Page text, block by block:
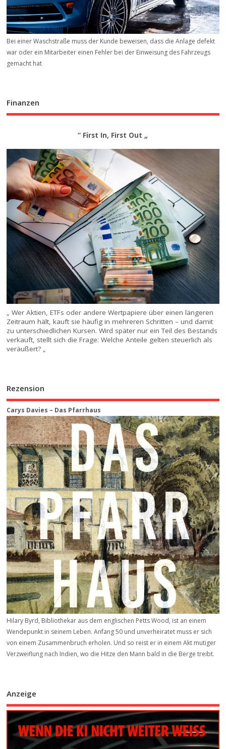
Bei einer Waschstraße muss der Kunde beweisen, dass die Anlage defekt
war oder ein Mitarbeiter einen Fehler bei der Einweisung des Fahrzeugs
gemacht hat
Finanzen
“ First In, First Out „
„ Wer Aktien, ETFs oder andere Wertpapiere über einen längeren
Zeitraum hält, kauft sie häufig in mehreren Schritten – und damit
zu unterschiedlichen Kursen. Wird später nur ein Teil des Bestands
verkauft, stellt sich die Frage: Welche Anteile gelten steuerlich als
veräußert? „
Rezension
Carys Davies – Das Pfarrhaus
Hilary Byrd, Bibliothekar aus dem englischen Petts Wood, ist an einem
Wendepunkt in seinem Leben. Anfang 50 und unverheiratet muss er sich
von einem Zusammenbruch erholen. Und so reist er in einem Akt mutiger
Verzweiflung nach Indien, wo die Hitze den Mann bald in die Berge treibt.
Anzeige